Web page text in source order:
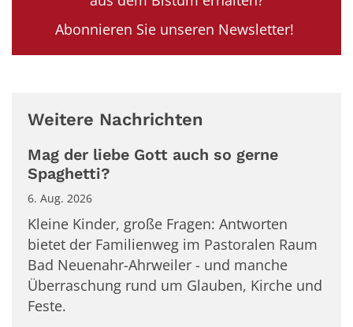
Abonnieren Sie unseren Newsletter!
Weitere Nachrichten
Mag der liebe Gott auch so gerne
Spaghetti?
6. Aug. 2026
Kleine Kinder, große Fragen: Antworten
bietet der Familienweg im Pastoralen Raum
Bad Neuenahr-Ahrweiler - und manche
Überraschung rund um Glauben, Kirche und
Feste.